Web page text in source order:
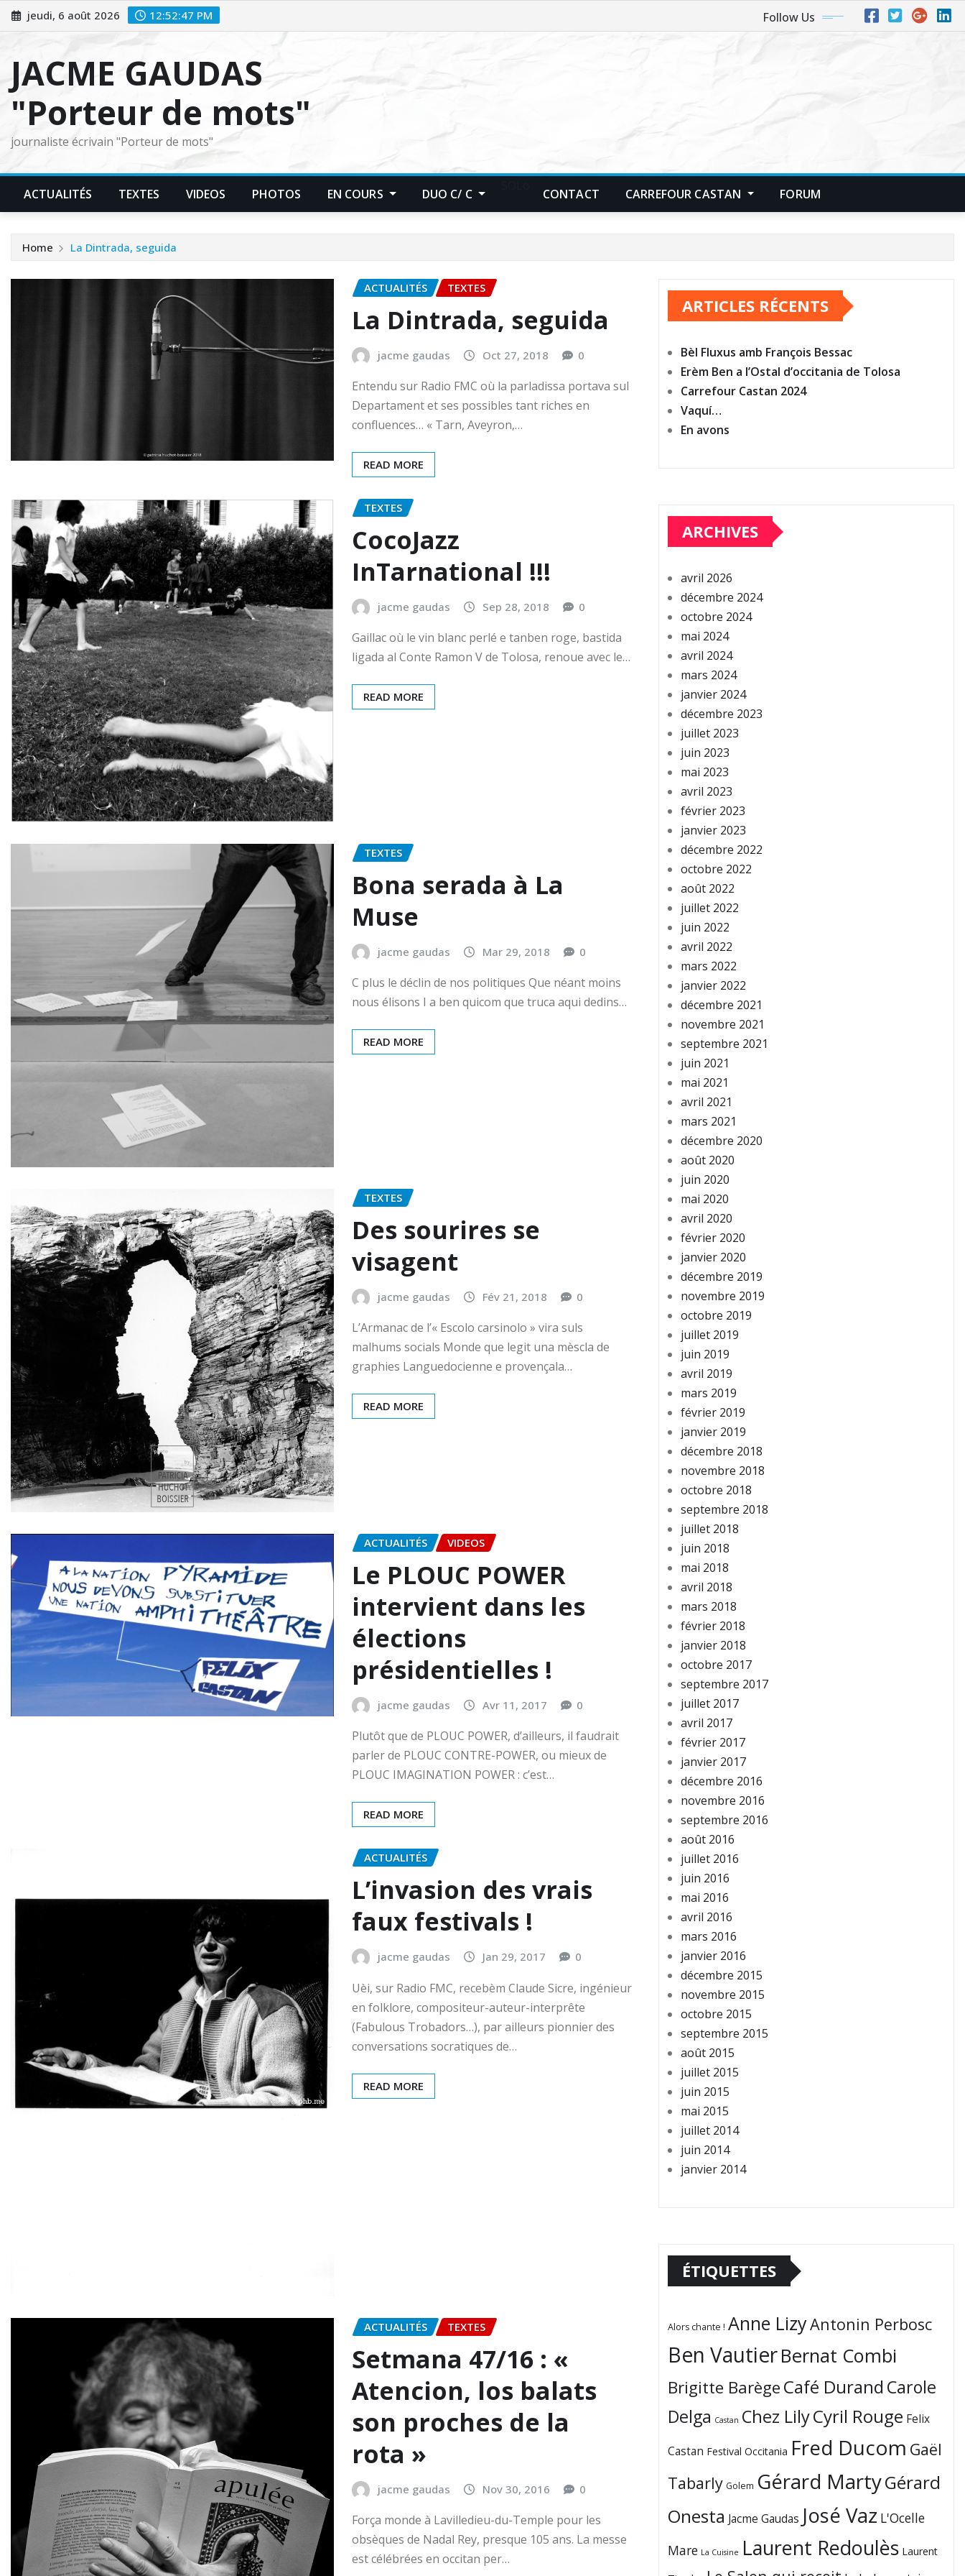
Skip
to
jeudi, 6 août 2026 12:52:48 PM Follow Us
JACME GAUDAS
"Porteur de mots"
journaliste écrivain "Porteur de mots"
ACTUALITÉS TEXTES VIDEOS PHOTOS EN COURS DUO C/ C CONTACT CARREFOUR CASTAN FORUM
Home La Dintrada, seguida
ACTUALITÉS TEXTES
La Dintrada, seguida
jacme gaudas Oct 27, 2018 0
Entendu sur Radio FMC où la parladissa portava sul
Departament et ses possibles tant riches en
confluences… « Tarn, Aveyron,…
READ MORE
TEXTES
CocoJazz
InTarnational !!!
jacme gaudas Sep 28, 2018 0
Gaillac où le vin blanc perlé e tanben roge, bastida
ligada al Conte Ramon V de Tolosa, renoue avec le…
READ MORE
TEXTES
Bona serada à La
Muse
jacme gaudas Mar 29, 2018 0
C plus le déclin de nos politiques Que néant moins
nous élisons I a ben quicom que truca aqui dedins…
READ MORE
TEXTES
Des sourires se
visagent
jacme gaudas Fév 21, 2018 0
L’Armanac de l’« Escolo carsinolo » vira suls
malhums socials Monde que legit una mèscla de
graphies Languedocienne e provençala…
READ MORE
ACTUALITÉS VIDEOS
Le PLOUC POWER
intervient dans les
élections
présidentielles !
jacme gaudas Avr 11, 2017 0
Plutôt que de PLOUC POWER, d’ailleurs, il faudrait
parler de PLOUC CONTRE-POWER, ou mieux de
PLOUC IMAGINATION POWER : c’est…
READ MORE
ACTUALITÉS
L’invasion des vrais
faux festivals !
jacme gaudas Jan 29, 2017 0
Uèi, sur Radio FMC, recebèm Claude Sicre, ingénieur
en folklore, compositeur-auteur-interprête
(Fabulous Trobadors…), par ailleurs pionnier des
conversations socratiques de…
READ MORE
ACTUALITÉS TEXTES
Setmana 47/16 : «
Atencion, los balats
son proches de la
rota »
jacme gaudas Nov 30, 2016 0
Força monde à Lavilledieu-du-Temple pour les
obsèques de Nadal Rey, presque 105 ans. La messe
est célébrées en occitan per…
ARTICLES RÉCENTS
Bèl Fluxus amb François Bessac
Erèm Ben a l’Ostal d’occitania de Tolosa
Carrefour Castan 2024
Vaquí…
En avons
ARCHIVES
avril 2026
décembre 2024
octobre 2024
mai 2024
avril 2024
mars 2024
janvier 2024
décembre 2023
juillet 2023
juin 2023
mai 2023
avril 2023
février 2023
janvier 2023
décembre 2022
octobre 2022
août 2022
juillet 2022
juin 2022
avril 2022
mars 2022
janvier 2022
décembre 2021
novembre 2021
septembre 2021
juin 2021
mai 2021
avril 2021
mars 2021
décembre 2020
août 2020
juin 2020
mai 2020
avril 2020
février 2020
janvier 2020
décembre 2019
novembre 2019
octobre 2019
juillet 2019
juin 2019
avril 2019
mars 2019
février 2019
janvier 2019
décembre 2018
novembre 2018
octobre 2018
septembre 2018
juillet 2018
juin 2018
mai 2018
avril 2018
mars 2018
février 2018
janvier 2018
octobre 2017
septembre 2017
juillet 2017
avril 2017
février 2017
janvier 2017
décembre 2016
novembre 2016
septembre 2016
août 2016
juillet 2016
juin 2016
mai 2016
avril 2016
mars 2016
janvier 2016
décembre 2015
novembre 2015
octobre 2015
septembre 2015
août 2015
juillet 2015
juin 2015
mai 2015
juillet 2014
juin 2014
janvier 2014
ÉTIQUETTES
Alors chante ! Anne LizyAntonin Perbosc
Ben VautierBernat Combi
Brigitte BarègeCafé Durand Carole
Delga Castan Chez LilyCyril Rouge Felix
Castan Festival Occitania Fred Ducom Gaël
Tabarly Golem Gérard MartyGérard
Onesta Jacme Gaudas José Vaz L'Ocelle
Mare La Cuisine Laurent Redoulès Laurent